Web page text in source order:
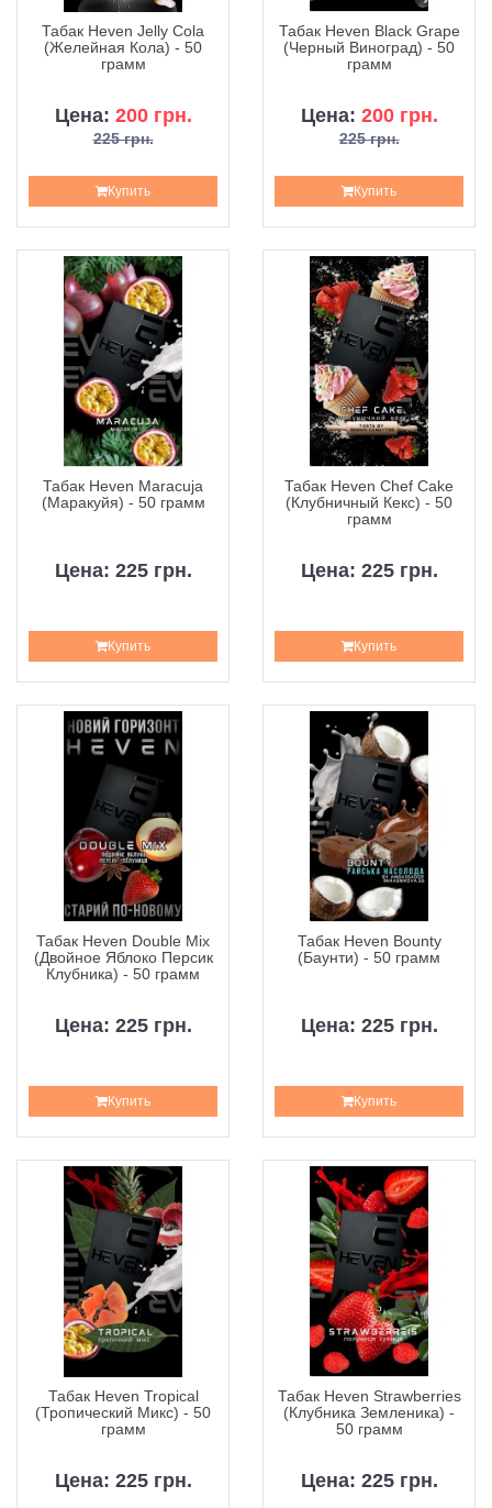
Табак Heven Jelly Cola
(Желейная Кола) - 50
грамм
Цена: 200 грн.
225 грн.
Купить
Табак Heven Black Grape
(Черный Виноград) - 50
грамм
Цена: 200 грн.
225 грн.
Купить
Табак Heven Maracuja
(Маракуйя) - 50 грамм
Цена: 225 грн.
Купить
Табак Heven Chef Cake
(Клубничный Кекс) - 50
грамм
Цена: 225 грн.
Купить
Табак Heven Double Mix
(Двойное Яблоко Персик
Клубника) - 50 грамм
Цена: 225 грн.
Купить
Табак Heven Bounty
(Баунти) - 50 грамм
Цена: 225 грн.
Купить
Табак Heven Tropical
(Тропический Микс) - 50
грамм
Цена: 225 грн.
Табак Heven Strawberries
(Клубника Земленика) -
50 грамм
Цена: 225 грн.